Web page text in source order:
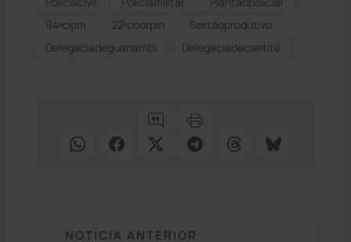
94ªcipm
22ªcoorpin
Sertãoprodutivo
Delegaciadeguanambi
Delegaciadecaetité
NOTÍCIA ANTERIOR